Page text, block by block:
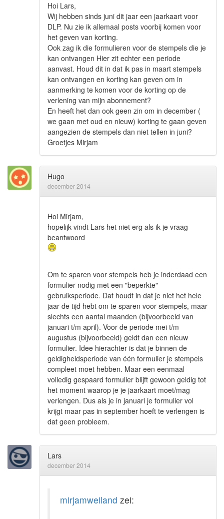
Hoi Lars,
Wij hebben sinds juni dit jaar een jaarkaart voor
DLP. Nu zie ik allemaal posts voorbij komen voor
het geven van korting.
Ook zag ik die formulieren voor de stempels die je
kan ontvangen Hier zit echter een periode
aanvast. Houd dit in dat ik pas in maart stempels
kan ontvangen en korting kan geven om in
aanmerking te komen voor de korting op de
verlening van mijn abonnement?
En heeft het dan ook geen zin om in december (
we gaan met oud en nieuw) korting te gaan geven
aangezien de stempels dan niet tellen in juni?
Groetjes Mirjam
Hugo
december 2014
Hoi Mirjam,
hopelijk vindt Lars het niet erg als ik je vraag
beantwoord
Om te sparen voor stempels heb je inderdaad een
formulier nodig met een "beperkte"
gebruiksperiode. Dat houdt in dat je niet het hele
jaar de tijd hebt om te sparen voor stempels, maar
slechts een aantal maanden (bijvoorbeeld van
januari t/m april). Voor de periode mei t/m
augustus (bijvoorbeeld) geldt dan een nieuw
formulier. Idee hierachter is dat je binnen de
geldigheidsperiode van één formulier je stempels
compleet moet hebben. Maar een eenmaal
volledig gespaard formulier blijft gewoon geldig tot
het moment waarop je je jaarkaart moet/mag
verlengen. Dus als je in januari je formulier vol
krijgt maar pas in september hoeft te verlengen is
dat geen probleem.
Lars
december 2014
mirjamweiland zei: